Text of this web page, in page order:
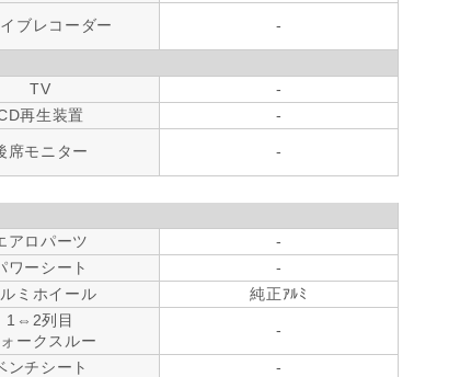
イブレコーダー -
TV
-
再生装置
-
席モニター -
アロパーツ
-
ワーシート
-
ミホイール 純正ｱﾙﾐ
1⇔2列目
ークスルー
-
ンチシート
-